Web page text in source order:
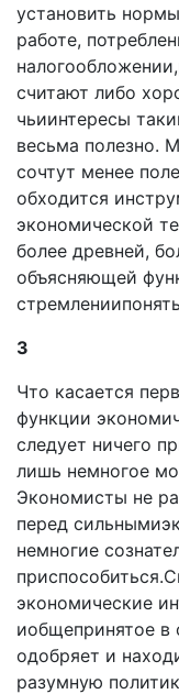
установить
работе,
считают либо
чьиинтересы
весьма полезно.
сочтут менее
обходится
экономической
более древ­ней,
объясняющей
3
Что касается
функции
следует ничего
лишь немногое
Экономисты не
перед
немно­гие
экономические
иобщепринятое в
одоб­ряет и
разумную